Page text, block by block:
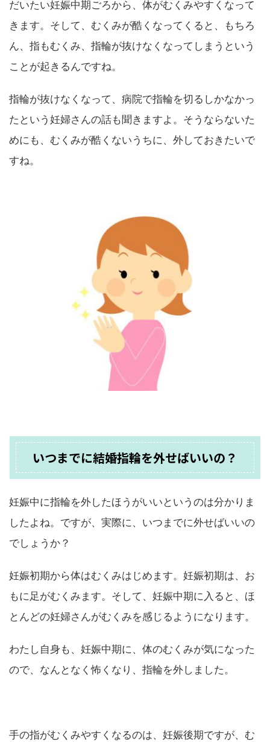
だいたい妊娠中期ごろから、体がむくみやすくなって
きます。そして、むくみが酷くなってくると、もちろ
ん、指もむくみ、指輪が抜けなくなってしまうという
ことが起きるんですね。
指輪が抜けなくなって、病院で指輪を切るしかなかっ
たという妊婦さんの話も聞きますよ。そうならないた
めにも、むくみが酷くないうちに、外しておきたいで
すね。
いつまでに結婚指輪を外せばいいの？
妊娠中に指輪を外したほうがいいというのは分かりま
したよね。ですが、実際に、いつまでに外せばいいの
でしょうか？
妊娠初期から体はむくみはじめます。妊娠初期は、お
もに足がむくみます。そして、妊娠中期に入ると、ほ
とんどの妊婦さんがむくみを感じるようになります。
わたし自身も、妊娠中期に、体のむくみが気になった
ので、なんとなく怖くなり、指輪を外しました。
手の指がむくみやすくなるのは、妊娠後期ですが、む